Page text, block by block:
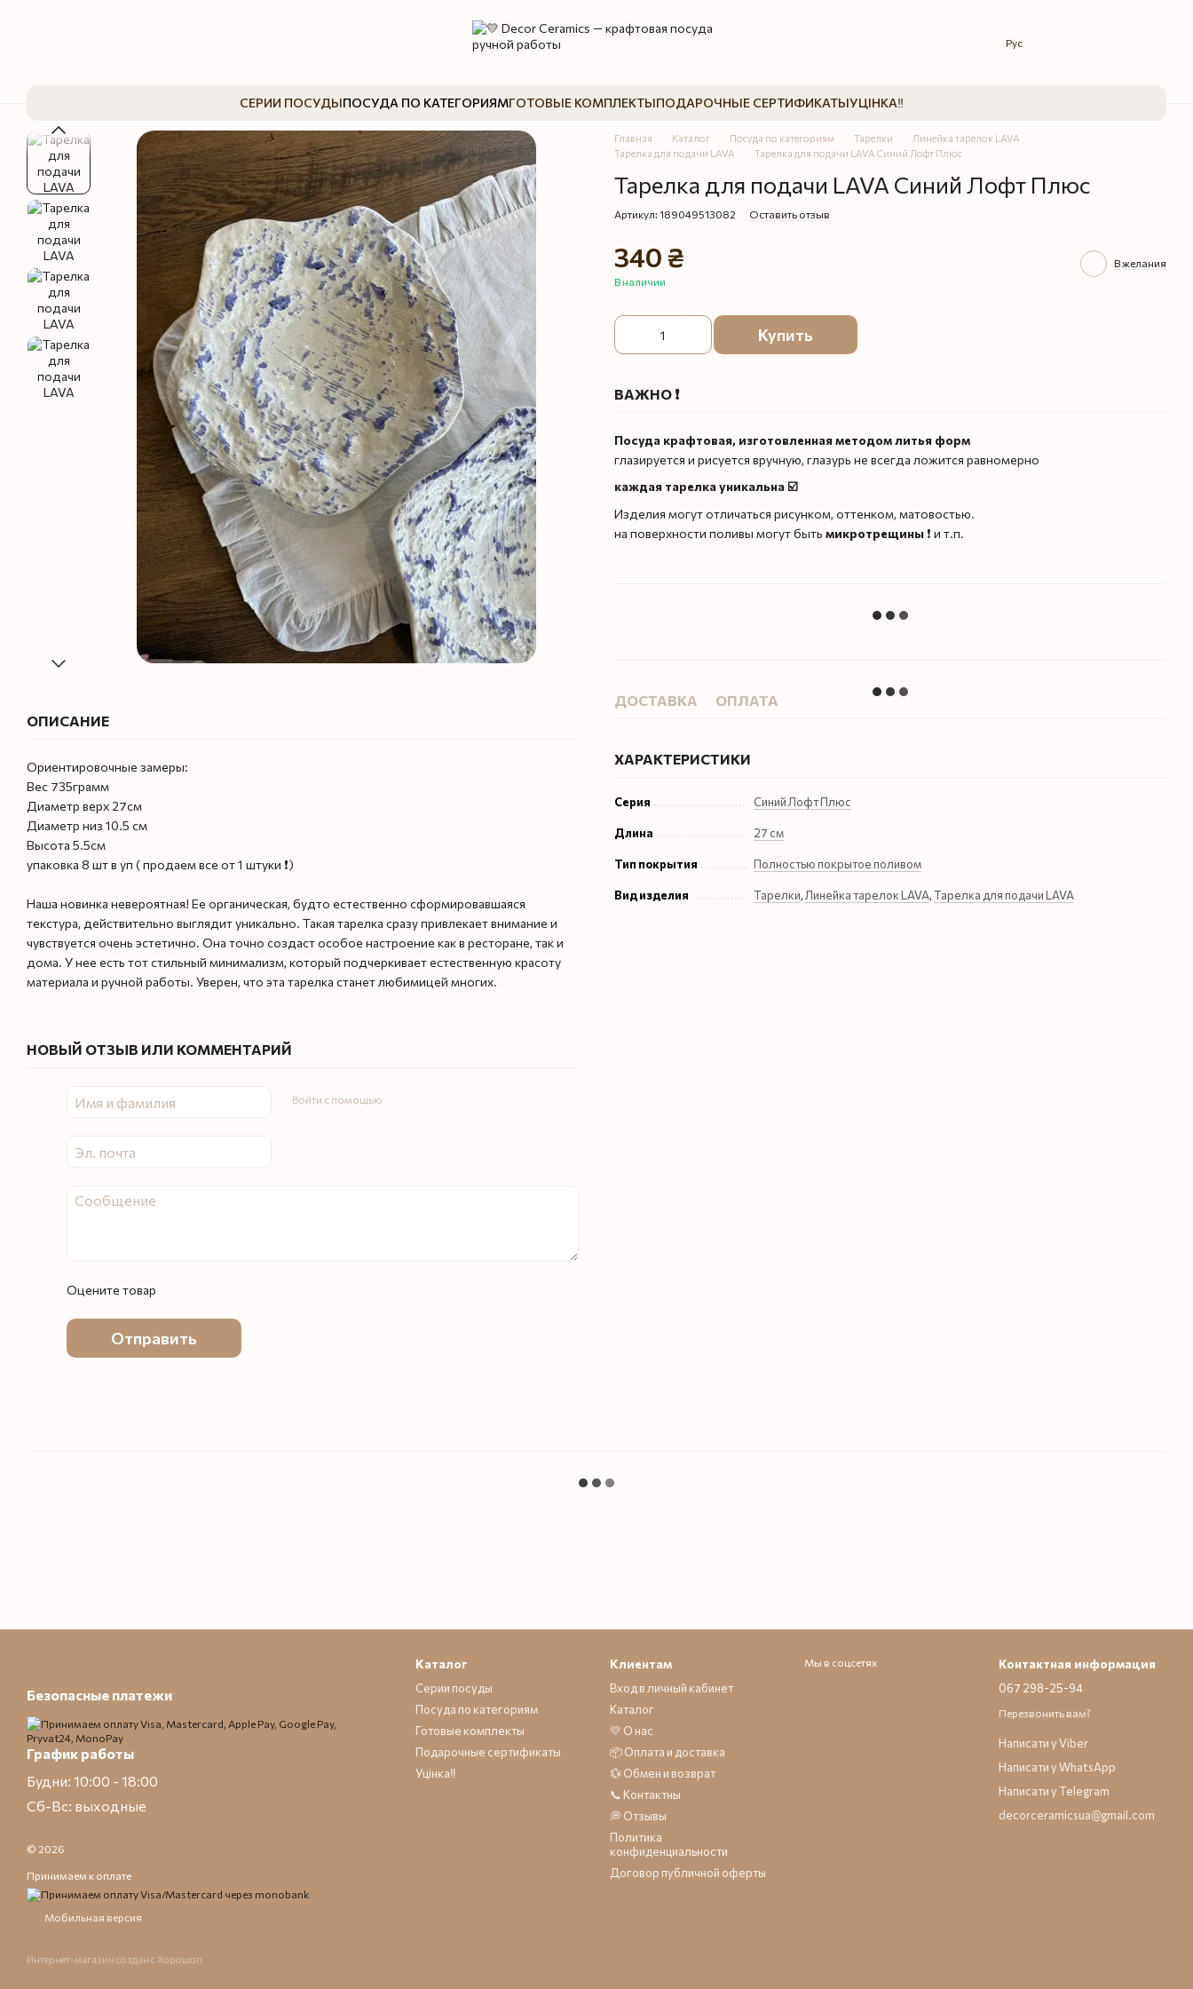
Рус
СЕРИИ ПОСУДЫПОСУДА ПО КАТЕГОРИЯМГОТОВЫЕ КОМПЛЕКТЫПОДАРОЧНЫЕ СЕРТИФИКАТЫУЦІНКА‼️
ОПИСАНИЕ
Ориентировочные замеры:
Вес 735грамм
Диаметр верх 27см
Диаметр низ 10.5 см
Высота 5.5см
упаковка 8 шт в уп ( продаем все от 1 штуки ❗️)
Наша новинка невероятная! Ее органическая, будто естественно сформировавшаяся
текстура, действительно выглядит уникально. Такая тарелка сразу привлекает внимание и
чувствуется очень эстетично. Она точно создаст особое настроение как в ресторане, так и
дома. У нее есть тот стильный минимализм, который подчеркивает естественную красоту
материала и ручной работы. Уверен, что эта тарелка станет любимицей многих.
НОВЫЙ ОТЗЫВ ИЛИ КОММЕНТАРИЙ
Войти с помощью
Оцените товар
Отправить
Главная Каталог Посуда по категориям Тарелки
Линейка тарелок LAVA
Тарелка для подачи LAVA
Тарелка для подачи LAVA Синий Лофт Плюс
Тарелка для подачи LAVA Синий Лофт Плюс
Артикул: 189049513082 Оставить отзыв
340 ₴
В наличии
В желания
Купить
ВАЖНО ❗️
Посуда крафтовая, изготовленная методом литья форм
глазируется и рисуется вручную, глазурь не всегда ложится равномерно
каждая тарелка уникальна ☑️
Изделия могут отличаться рисунком, оттенком, матовостью.
на поверхности поливы могут быть микротрещины ❗️ и т.п.
ДОСТАВКА ОПЛАТА
ХАРАКТЕРИСТИКИ
Серия Синий Лофт Плюс
Длина 27 см
Тип покрытия Полностью покрытое поливом
Вид изделия Тарелки, Линейка тарелок LAVA,Тарелка для подачи LAVA
Безопасные платежи
График работы
Будни: 10:00 - 18:00
Сб-Вс: выходные
© 2026
Принимаем к оплате
Мобильная версия
Интернет-магазин создан с Хорошоп
Каталог
Серии посуды
Посуда по категориям
Готовые комплекты
Подарочные сертификаты
Уцінка‼️
Клиентам
Вход в личный кабинет
Каталог
💛 О нас
📦 Оплата и доставка
💱 Обмен и возврат
📞 Контактны
💭 Отзывы
Политика
конфиденциальности
Договор публичной оферты
Мы в соцсетях Контактная информация
067 298-25-94
Перезвонить вам?
Написати у Viber
Написати у WhatsApp
Написати у Telegram
decorceramicsua@gmail.com